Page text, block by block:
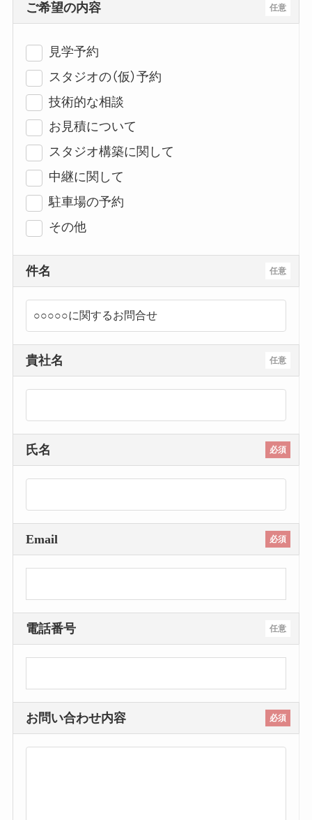
任意
ご希望の内容
見学予約
スタジオの（仮）予約
技術的な相談
お見積について
スタジオ構築に関して
中継に関して
駐車場の予約
その他
任意
件名
任意
貴社名
必須
氏名
必須
Email
任意
電話番号
必須
お問い合わせ内容